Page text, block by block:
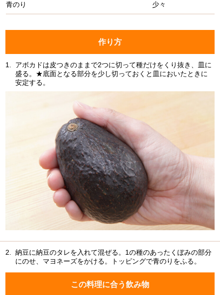
青のり 少々
作り方
1.
アボカドは皮つきのままで2つに切って種だけをくり抜き、皿に
盛る。★底面となる部分を少し切っておくと皿においたときに
安定する。
2. 納豆に納豆のタレを入れて混ぜる。1の種のあったくぼみの部分
にのせ、マヨネーズをかける。トッピングで青のりをふる。
この料理に合う飲み物